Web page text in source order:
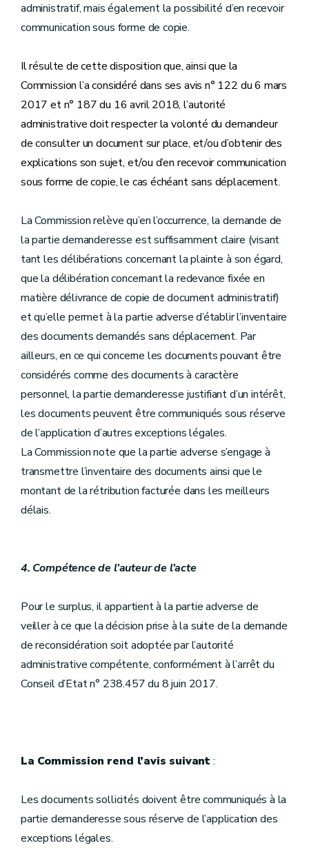
administratif, mais également la possibilité d’en recevoir
communication sous forme de copie.
Il résulte de cette disposition que, ainsi que la
Commission l’a considéré dans ses avis n° 122 du 6 mars
2017 et n° 187 du 16 avril 2018, l’autorité
administrative doit respecter la volonté du demandeur
de consulter un document sur place, et/ou d’obtenir des
explications son sujet, et/ou d’en recevoir communication
sous forme de copie, le cas échéant sans déplacement.
La Commission relève qu’en l’occurrence, la demande de
la partie demanderesse est suffisamment claire (visant
tant les délibérations concernant la plainte à son égard,
que la délibération concernant la redevance fixée en
matière délivrance de copie de document administratif)
et qu’elle permet à la partie adverse d’établir l’inventaire
des documents demandés sans déplacement. Par
ailleurs, en ce qui concerne les documents pouvant être
considérés comme des documents à caractère
personnel, la partie demanderesse justifiant d’un intérêt,
les documents peuvent être communiqués sous réserve
de l’application d’autres exceptions légales.
La Commission note que la partie adverse s’engage à
transmettre l’inventaire des documents ainsi que le
montant de la rétribution facturée dans les meilleurs
délais.
4. Compétence de l’auteur de l’acte
Pour le surplus, il appartient à la partie adverse de
veiller à ce que la décision prise à la suite de la demande
de reconsidération soit adoptée par l’autorité
administrative compétente, conformément à l’arrêt du
Conseil d’Etat n° 238.457 du 8 juin 2017.
La Commission rend l’avis suivant:
Les documents sollicités doivent être communiqués à la
partie demanderesse sous réserve de l’application des
exceptions légales.